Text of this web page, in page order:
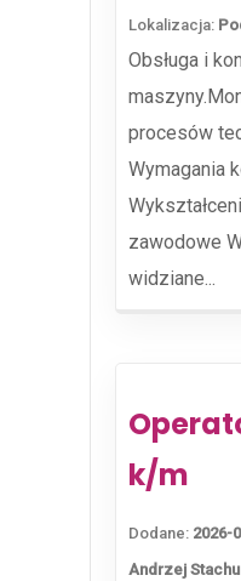
Lokalizacja:
Obsługa i
procesów
Wymagania
zawodowe
widziane...
k/m
Dodane: 2026-
Andrzej